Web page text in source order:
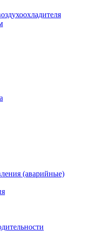
(аварийные)